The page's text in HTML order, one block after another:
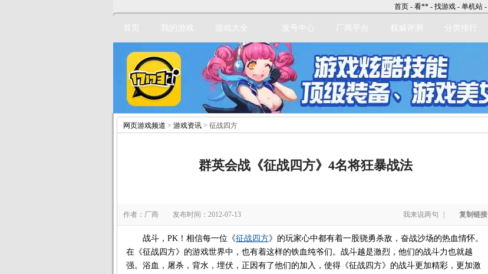
首页 - 看** - 找游戏 - 单机站 -
首页 我的游戏 游戏大全 发号中心 厂商平台 权威评测 分类排行
网页游戏频道 > 游戏资讯 > 征战四方
群英会战《征战四方》4名将狂暴战法
作者：厂商 发布时间：2012-07-13 我来说两句 复制链接
战斗，PK！相信每一位《征战四方》的玩家心中都有着一股骁勇杀敌，奋战沙场的热血情怀。
在《征战四方》的游戏世界中，也有着这样的铁血纯爷们。战斗越是激烈，他们的战斗力也就越
强。浴血，屠杀，背水，埋伏，正因有了他们的加入，使得《征战四方》的战斗更加精彩，更加激
立即注册